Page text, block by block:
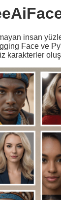
insan
Face ve
karakterler